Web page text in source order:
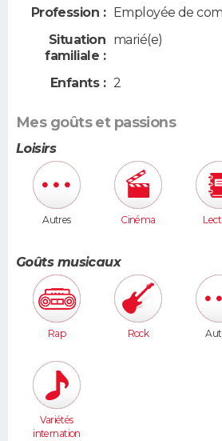
Profession : Employée de
Situation
familiale :
marié(e)
Enfants : 2
Mes goûts et passions
Loisirs
Autres Cinéma
Goûts musicaux
Rap Rock
Variétés
internation